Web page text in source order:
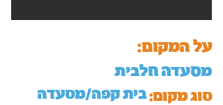
על המקום:
מסעדה חלבית
סוג מקום:בית קפה/מסעדה